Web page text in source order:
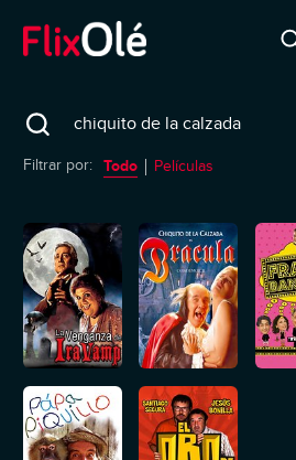
Search
Filtrar por: Todo Películas